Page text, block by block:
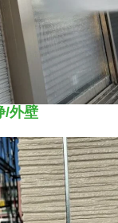
/外壁